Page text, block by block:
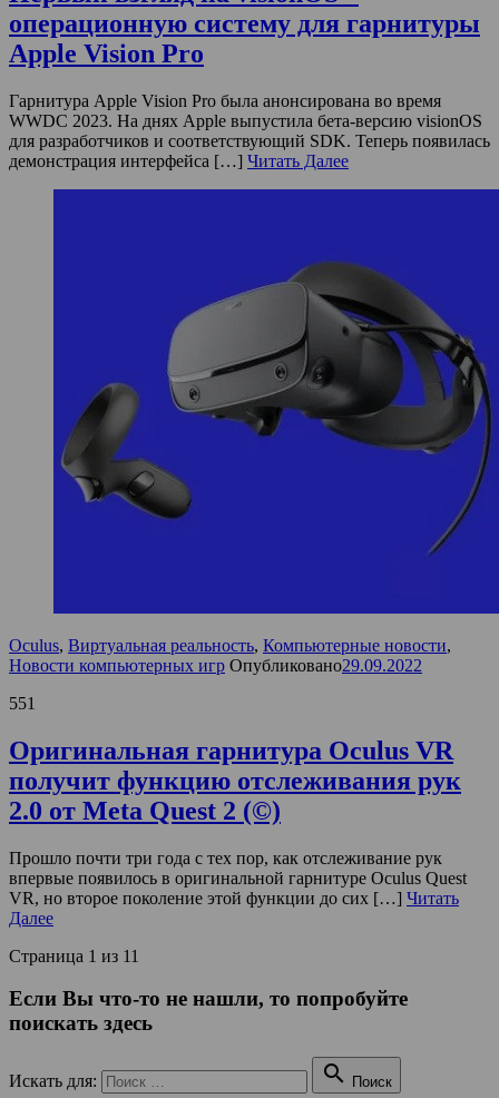
операционную систему для гарнитуры
Apple Vision Pro
Гарнитура Apple Vision Pro была анонсирована во время
WWDC 2023. На днях Apple выпустила бета-версию visionOS
для разработчиков и соответствующий SDK. Теперь появилась
демонстрация интерфейса […] Читать Далее
Oculus, Виртуальная реальность, Компьютерные новости,
Новости компьютерных игр Опубликовано29.09.2022
551
Оригинальная гарнитура Oculus VR
получит функцию отслеживания рук
2.0 от Meta Quest 2 (©)
Прошло почти три года с тех пор, как отслеживание рук
впервые появилось в оригинальной гарнитуре Oculus Quest
VR, но второе поколение этой функции до сих […] Читать
Далее
Страница 1 из 11
Если Вы что-то не нашли, то попробуйте
поискать здесь
Искать для:  Поиск